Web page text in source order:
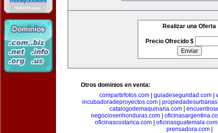
Realizar una Oferta
Precio Ofrecido $
Otros dominios en venta:
compartirfotos.com| guiadeseguridad.com|
incubadoradeproyectos.com
catalogodemaquinaria.com|
negociosenhonduras.com
oficinascostarica.com
oficinasguatemala.com
prensadora.com|